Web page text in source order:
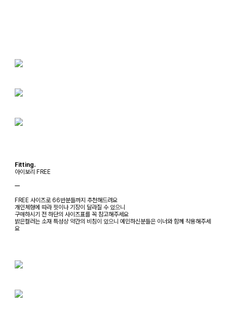
Fitting.
아이보리 FREE
ㅡ
FREE 사이즈로 66반분들까지 추천해드려요
개인체형에 따라 핏이나 기장이 달라질 수 있으니
구매하시기 전 하단의 사이즈표를 꼭 참고해주세요
밝은컬러는 소재 특성상 약간의 비침이 있으니 예민하신분들은 이너와 함께 착용해주세
요